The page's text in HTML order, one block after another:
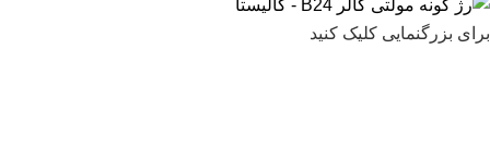
برای بزرگنمایی کلیک کنید